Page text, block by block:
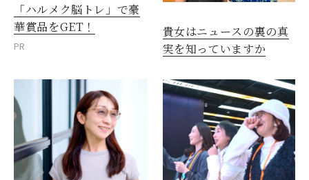
「ハルメク脳トレ」で豪
華賞品をGET！
PR
貴女はニュースの裏の真
実を知っていますか